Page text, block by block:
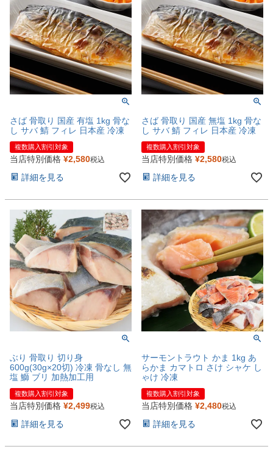
さば 骨取り 国産 有塩 1kg 骨な
し サバ 鯖 フィレ 日本産 冷凍
複数購入割引対象
当店特別価格 ¥2,580税込
詳細を見る
さば 骨取り 国産 無塩 1kg 骨な
し サバ 鯖 フィレ 日本産 冷凍
複数購入割引対象
当店特別価格 ¥2,580税込
詳細を見る
ぶり 骨取り 切り身
600g(30g×20切) 冷凍 骨なし 無
塩 鰤 ブリ 加熱加工用
複数購入割引対象
当店特別価格 ¥2,499税込
詳細を見る
サーモントラウト かま 1kg あ
らかま カマトロ さけ シャケ し
ゃけ 冷凍
複数購入割引対象
当店特別価格 ¥2,480税込
詳細を見る